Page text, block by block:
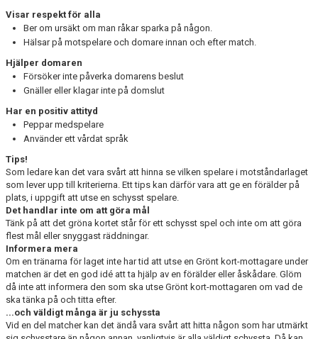
Visar respekt för alla
Ber om ursäkt om man råkar sparka på någon.
Hälsar på motspelare och domare innan och efter match.
Hjälper domaren
Försöker inte påverka domarens beslut
Gnäller eller klagar inte på domslut
Har en positiv attityd
Peppar medspelare
Använder ett vårdat språk
Tips!
Som ledare kan det vara svårt att hinna se vilken spelare i motståndarlaget
som lever upp till kriterierna. Ett tips kan därför vara att ge en förälder på
plats, i uppgift att utse en schysst spelare.
Det handlar inte om att göra mål
Tänk på att det gröna kortet står för ett schysst spel och inte om att göra
flest mål eller snyggast räddningar.
Informera mera
Om en tränarna för laget inte har tid att utse en Grönt kort-mottagare under
matchen är det en god idé att ta hjälp av en förälder eller åskådare. Glöm
då inte att informera den som ska utse Grönt kort-mottagaren om vad de
ska tänka på och titta efter.
...och väldigt många är ju schyssta
Vid en del matcher kan det ändå vara svårt att hitta någon som har utmärkt